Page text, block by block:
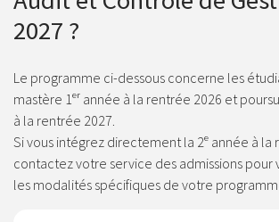
2027 ?
Le programme ci-dessous concerne les
mastère 1ᵉʳ année à la rentrée 2026 et
à la rentrée 2027.
Si vous intégrez directement la 2ᵉ année à la
contactez votre service des admissions pour
les modalités spécifiques de votre